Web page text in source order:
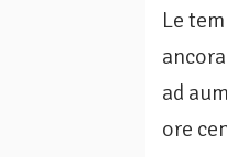
Le
ad
ore